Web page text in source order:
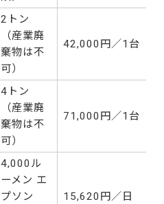
2トン
（産業廃
棄物は不
可）
42,000円／1台
4トン
（産業廃
棄物は不
可）
71,000円／1台
4,000ル
ーメン エ
プソン
15,620円／日